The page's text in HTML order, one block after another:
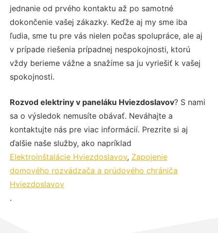
jednanie od prvého kontaktu až po samotné
dokončenie vašej zákazky. Keďže aj my sme iba
ľudia, sme tu pre vás nielen počas spolupráce, ale aj
v prípade riešenia prípadnej nespokojnosti, ktorú
vždy berieme vážne a snažíme sa ju vyriešiť k vašej
spokojnosti.
Rozvod elektriny v paneláku Hviezdoslavov? S nami
sa o výsledok nemusíte obávať. Neváhajte a
kontaktujte nás pre viac informácií. Prezrite si aj
ďalšie naše služby, ako napríklad
Elektroinštalácie Hviezdoslavov, Zapojenie
domového rozvádzača a prúdového chrániča
Hviezdoslavov
.